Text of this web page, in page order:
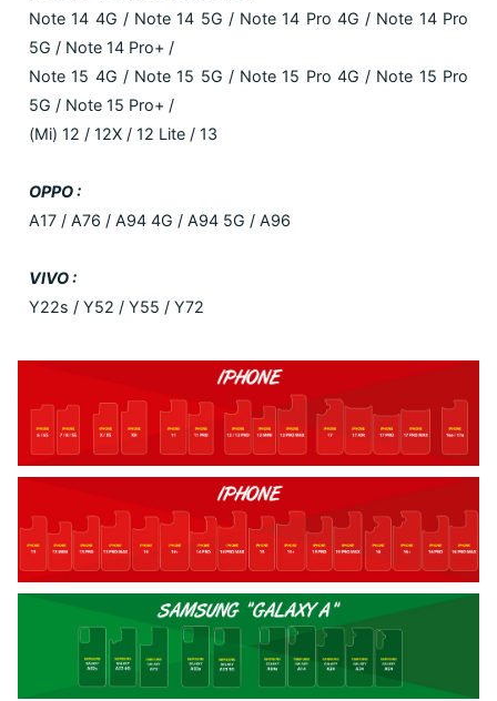
Note 14 4G / Note 14 5G / Note 14 Pro 4G / Note 14 Pro
5G / Note 14 Pro+ /
Note 15 4G / Note 15 5G / Note 15 Pro 4G / Note 15 Pro
5G / Note 15 Pro+ /
(Mi) 12 / 12X / 12 Lite / 13
OPPO :
A17 / A76 / A94 4G / A94 5G / A96
VIVO :
Y22s / Y52 / Y55 / Y72